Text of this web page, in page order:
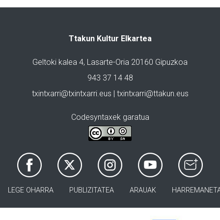
Ttakun Kultur Elkartea
Geltoki kalea 4, Lasarte-Oria 20160 Gipuzkoa
943 37 14 48
txintxarri@txintxarri.eus | txintxarri@ttakun.eus
Codesyntaxek garatua
LEGE OHARRA PUBLIZITATEA ARAUAK